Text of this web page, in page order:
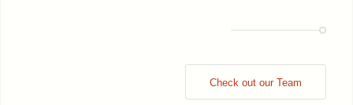
Check out our Team